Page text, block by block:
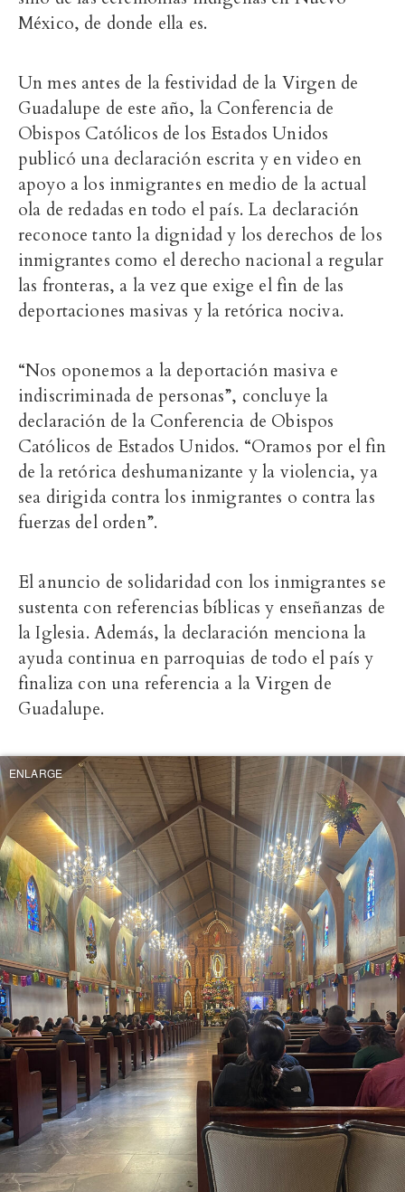
México, de donde ella es.
Un mes antes de la festividad de la Virgen de
Guadalupe de este año, la Conferencia de
Obispos Católicos de los Estados Unidos
publicó una declaración escrita y en video en
apoyo a los inmigrantes en medio de la actual
ola de redadas en todo el país. La declaración
reconoce tanto la dignidad y los derechos de los
inmigrantes como el derecho nacional a regular
las fronteras, a la vez que exige el fin de las
deportaciones masivas y la retórica nociva.
“Nos oponemos a la deportación masiva e
indiscriminada de personas”, concluye la
declaración de la Conferencia de Obispos
Católicos de Estados Unidos. “Oramos por el fin
de la retórica deshumanizante y la violencia, ya
sea dirigida contra los inmigrantes o contra las
fuerzas del orden”.
El anuncio de solidaridad con los inmigrantes se
sustenta con referencias bíblicas y enseñanzas de
la Iglesia. Además, la declaración menciona la
ayuda continua en parroquias de todo el país y
finaliza con una referencia a la Virgen de
Guadalupe.
ENLARGE